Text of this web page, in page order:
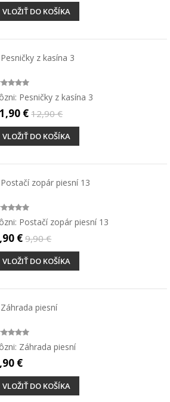
VLOŽIŤ DO KOŠÍKA
Pesničky z kasína 3
€12,90 €
VLOŽIŤ DO KOŠÍKA
Postačí zopár piesní 13
€9,90 €
VLOŽIŤ DO KOŠÍKA
Záhrada piesní
€
VLOŽIŤ DO KOŠÍKA